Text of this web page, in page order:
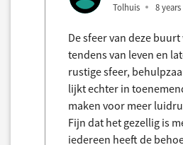
Tolhuis 8
De sfeer van deze
tendens van leven en
rustige sfeer,
lijkt echter in
maken voor meer
Fijn dat het gezellig is
iedereen heeft de